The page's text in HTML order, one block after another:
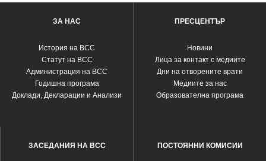
ЗА НАС
История на ВСС
Статут на ВСС
Администрация на ВСС
Годишна програма
Доклади, Декларации и Анализи
ПРЕСЦЕНТЪР
Новини
Лица за контакт с медиите
Дни на отворените врати
Медиите за нас
Образователна програма
ЗАСЕДАНИЯ НА ВСС ПОСТОЯННИ КОМИСИИ